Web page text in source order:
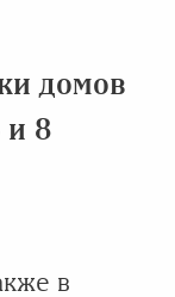
домов
и 8
в